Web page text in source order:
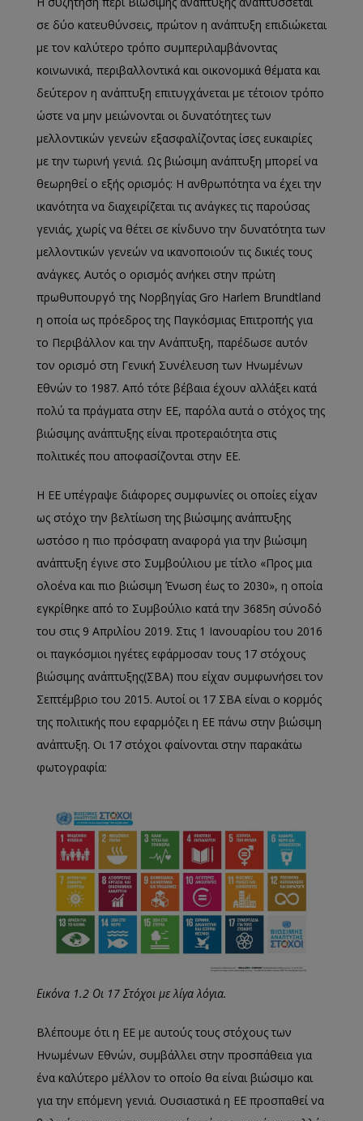
σε δύο κατευθύνσεις, πρώτον η ανάπτυξη επιδιώκεται
με τον καλύτερο τρόπο συμπεριλαμβάνοντας
κοινωνικά, περιβαλλοντικά και οικονομικά θέματα και
δεύτερον η ανάπτυξη επιτυγχάνεται με τέτοιον τρόπο
ώστε να μην μειώνονται οι δυνατότητες των
μελλοντικών γενεών εξασφαλίζοντας ίσες ευκαιρίες
με την τωρινή γενιά. Ως βιώσιμη ανάπτυξη μπορεί να
θεωρηθεί ο εξής ορισμός: Η ανθρωπότητα να έχει την
ικανότητα να διαχειρίζεται τις ανάγκες τις παρούσας
γενιάς, χωρίς να θέτει σε κίνδυνο την δυνατότητα των
μελλοντικών γενεών να ικανοποιούν τις δικιές τους
ανάγκες. Αυτός ο ορισμός ανήκει στην πρώτη
πρωθυπουργό της Νορβηγίας Gro Harlem Brundtland
η οποία ως πρόεδρος της Παγκόσμιας Επιτροπής για
το Περιβάλλον και την Ανάπτυξη, παρέδωσε αυτόν
τον ορισμό στη Γενική Συνέλευση των Ηνωμένων
Εθνών το 1987. Από τότε βέβαια έχουν αλλάξει κατά
πολύ τα πράγματα στην ΕΕ, παρόλα αυτά ο στόχος της
βιώσιμης ανάπτυξης είναι προτεραιότητα στις
πολιτικές που αποφασίζονται στην ΕΕ.
Η ΕΕ υπέγραψε διάφορες συμφωνίες οι οποίες είχαν
ως στόχο την βελτίωση της βιώσιμης ανάπτυξης
ωστόσο η πιο πρόσφατη αναφορά για την βιώσιμη
ανάπτυξη έγινε στο Συμβούλιου με τίτλο «Προς μια
ολοένα και πιο βιώσιμη Ένωση έως το 2030», η οποία
εγκρίθηκε από το Συμβούλιο κατά την 3685η σύνοδό
του στις 9 Απριλίου 2019. Στις 1 Ιανουαρίου του 2016
οι παγκόσμιοι ηγέτες εφάρμοσαν τους 17 στόχους
βιώσιμης ανάπτυξης(ΣΒΑ) που είχαν συμφωνήσει τον
Σεπτέμβριο του 2015. Αυτοί οι 17 ΣΒΑ είναι ο κορμός
της πολιτικής που εφαρμόζει η ΕΕ πάνω στην βιώσιμη
ανάπτυξη. Οι 17 στόχοι φαίνονται στην παρακάτω
φωτογραφία:
Εικόνα 1.2 Οι 17 Στόχοι με λίγα λόγια.
Βλέπουμε ότι η ΕΕ με αυτούς τους στόχους των
Ηνωμένων Εθνών, συμβάλλει στην προσπάθεια για
ένα καλύτερο μέλλον το οποίο θα είναι βιώσιμο και
για την επόμενη γενιά. Ουσιαστικά η ΕΕ προσπαθεί να